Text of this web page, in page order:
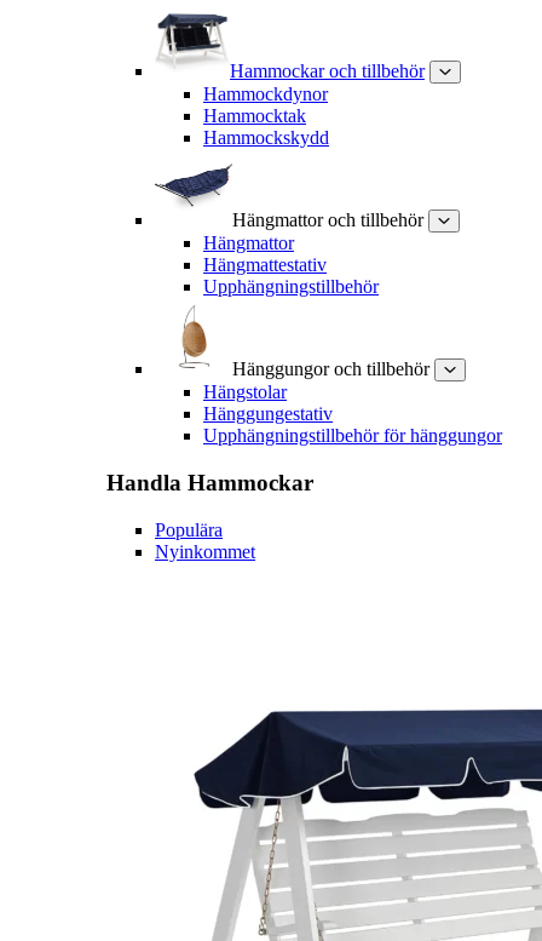
Hammockar och tillbehör
Hammockdynor
Hammocktak
Hammockskydd
Hängmattor och tillbehör
Hängmattor
Hängmattestativ
Upphängningstillbehör
Hänggungor och tillbehör
Hängstolar
Hänggungestativ
Upphängningstillbehör för hänggungor
Handla Hammockar
Populära
Nyinkommet